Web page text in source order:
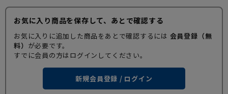
お気に入り商品を保存して、あとで確認する
お気に入りに追加した商品をあとで確認するには 会員登録（無
料） が必要です。
すでに会員の方はログインしてください。
新規会員登録 / ログイン